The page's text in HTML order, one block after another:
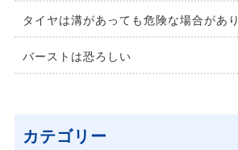
タイヤは溝があっても危険な場合があり
バーストは恐ろしい
カテゴリー